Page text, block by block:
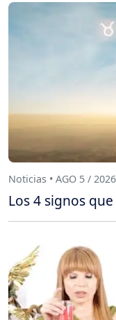
Noticias • AGO 5 / 2026
Los 4 signos